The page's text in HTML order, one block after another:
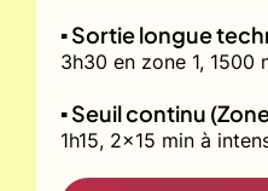
▪️ Sortie longue
3h30 en zone 1, 1500
▪️ Seuil continu
1h15, 2x15 min à